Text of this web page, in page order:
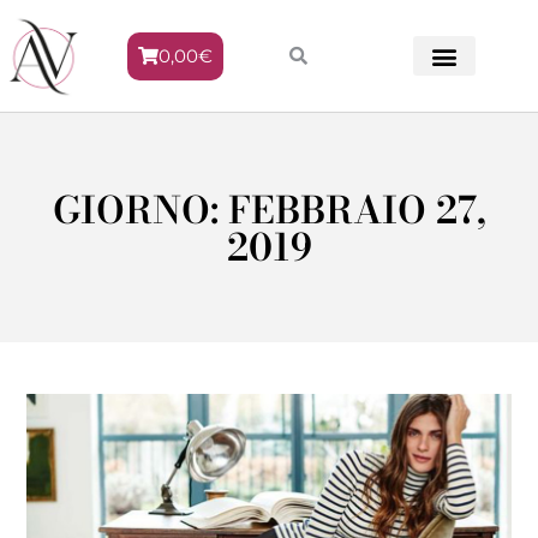
0,00€
GIORNO: FEBBRAIO 27,
2019